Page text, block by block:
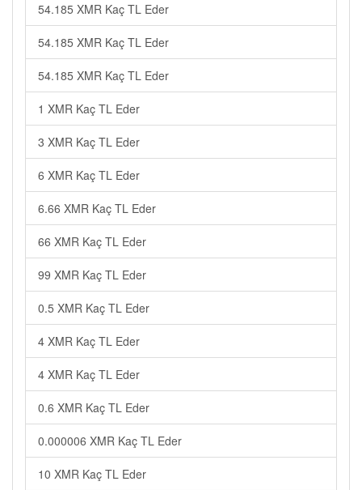
54.185 XMR Kaç TL Eder
54.185 XMR Kaç TL Eder
54.185 XMR Kaç TL Eder
1 XMR Kaç TL Eder
3 XMR Kaç TL Eder
6 XMR Kaç TL Eder
6.66 XMR Kaç TL Eder
66 XMR Kaç TL Eder
99 XMR Kaç TL Eder
0.5 XMR Kaç TL Eder
4 XMR Kaç TL Eder
4 XMR Kaç TL Eder
0.6 XMR Kaç TL Eder
0.000006 XMR Kaç TL Eder
10 XMR Kaç TL Eder